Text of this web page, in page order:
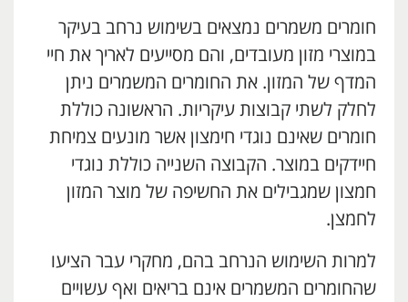
חומרים משמרים נמצאים בשימוש נרחב בעיקר
במוצרי מזון מעובדים, והם מסייעים לאריך את חיי
המדף של המזון. את החומרים המשמרים ניתן
לחלק לשתי קבוצות עיקריות. הראשונה כוללת
חומרים שאינם נוגדי חימצון אשר מונעים צמיחת
חיידקים במוצר. הקבוצה השנייה כוללת נוגדי
חמצון שמגבילים את החשיפה של מוצר המזון
לחמצן.
למרות השימוש הנרחב בהם, מחקרי עבר הציעו
שהחומרים המשמרים אינם בריאים ואף עשויים